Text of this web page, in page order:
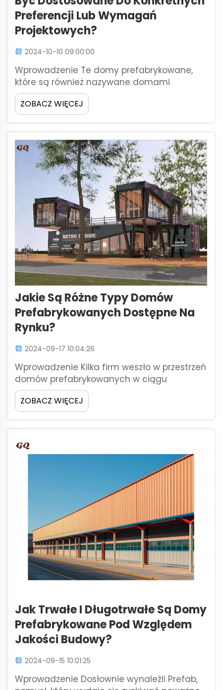
Preferencji Lub Wymagań
Projektowych?
2024-10-10 09:00:00
Wprowadzenie Te domy prefabrykowane,
które są również nazywane domami
modułowymi lub wytworzonymi w fabryce,
pakowanymi płasko, istnieją od dawna,
jednak popularność zyskały dopiero
stosunkowo niską cenę, efektywność...
ZOBACZ WIĘCEJ
Jakie Są Różne Typy Domów
Prefabrykowanych Dostępne Na
Rynku?
2024-09-17 10:04:26
Wprowadzenie Kilka firm weszło w przestrzeń
domów prefabrykowanych w ciągu
ostatnich kilku lat. Chcą, aby konsumenci
mieli wybór rodzaju, konkurencji i opłat, które
są zgodne z ich specyfikacją. Co oznacza:
ZOBACZ WIĘCEJ
Jak Trwałe I Długotrwałe Są Domy
Prefabrykowane Pod Względem
Jakości Budowy?
2024-09-15 10:01:25
Wprowadzenie Dosłownie wynaleźli Prefab,